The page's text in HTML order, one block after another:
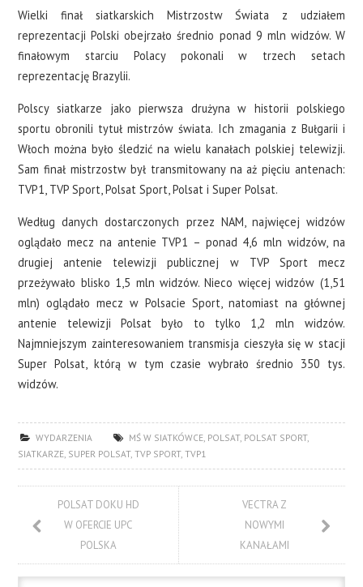
Wielki finał siatkarskich Mistrzostw Świata z udziałem
reprezentacji Polski obejrzało średnio ponad 9 mln widzów. W
finałowym starciu Polacy pokonali w trzech setach
reprezentację Brazylii.
Polscy siatkarze jako pierwsza drużyna w historii polskiego
sportu obronili tytuł mistrzów świata. Ich zmagania z Bułgarii i
Włoch można było śledzić na wielu kanałach polskiej telewizji.
Sam finał mistrzostw był transmitowany na aż pięciu antenach:
TVP1, TVP Sport, Polsat Sport, Polsat i Super Polsat.
Według danych dostarczonych przez NAM, najwięcej widzów
oglądało mecz na antenie TVP1 – ponad 4,6 mln widzów, na
drugiej antenie telewizji publicznej w TVP Sport mecz
przeżywało blisko 1,5 mln widzów. Nieco więcej widzów (1,51
mln) oglądało mecz w Polsacie Sport, natomiast na głównej
antenie telewizji Polsat było to tylko 1,2 mln widzów.
Najmniejszym zainteresowaniem transmisja cieszyła się w stacji
Super Polsat, którą w tym czasie wybrało średnio 350 tys.
widzów.
WYDARZENIA MŚ W SIATKÓWCE, POLSAT, POLSAT SPORT,
SIATKARZE, SUPER POLSAT,TVP SPORT,TVP1
POLSAT DOKU HD
W OFERCIE UPC
POLSKA
VECTRA Z
NOWYMI
KANAŁAMI